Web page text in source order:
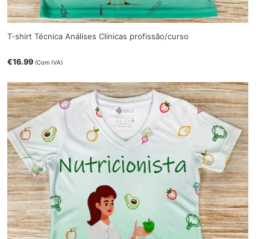
T-shirt Técnica Análises Clínicas profissão/curso
€16.99 (Com IVA)